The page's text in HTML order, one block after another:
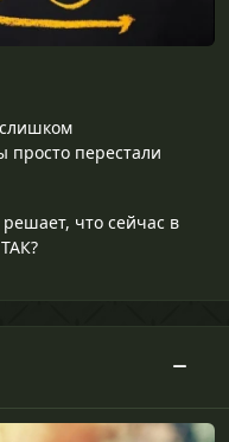
перестали
что сейчас в